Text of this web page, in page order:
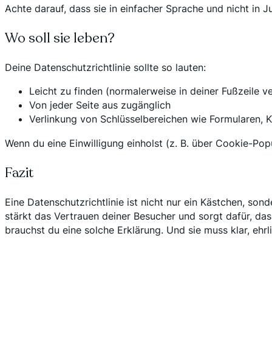
Achte darauf, dass sie in einfacher Sprache und nicht in
Wo soll sie leben?
Deine Datenschutzrichtlinie sollte so lauten:
Leicht zu finden (normalerweise in deiner Fußzeile
Von jeder Seite aus zugänglich
Verlinkung von Schlüsselbereichen wie Formularen,
Wenn du eine Einwilligung einholst (z. B. über Cookie-
Fazit
Eine Datenschutzrichtlinie ist nicht nur ein Kästchen,
stärkt das Vertrauen deiner Besucher und sorgt dafür,
brauchst du eine solche Erklärung. Und sie muss klar,